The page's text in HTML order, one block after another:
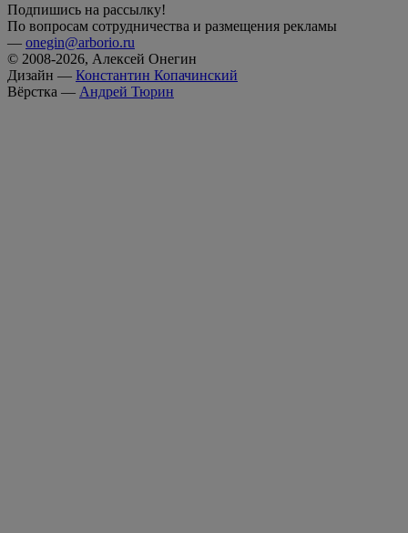
Подпишись на рассылку!
По вопросам сотрудничества и размещения рекламы
— onegin@arborio.ru
© 2008-2026, Алексей Онегин
Дизайн — Константин Копачинский
Вёрстка — Андрей Тюрин